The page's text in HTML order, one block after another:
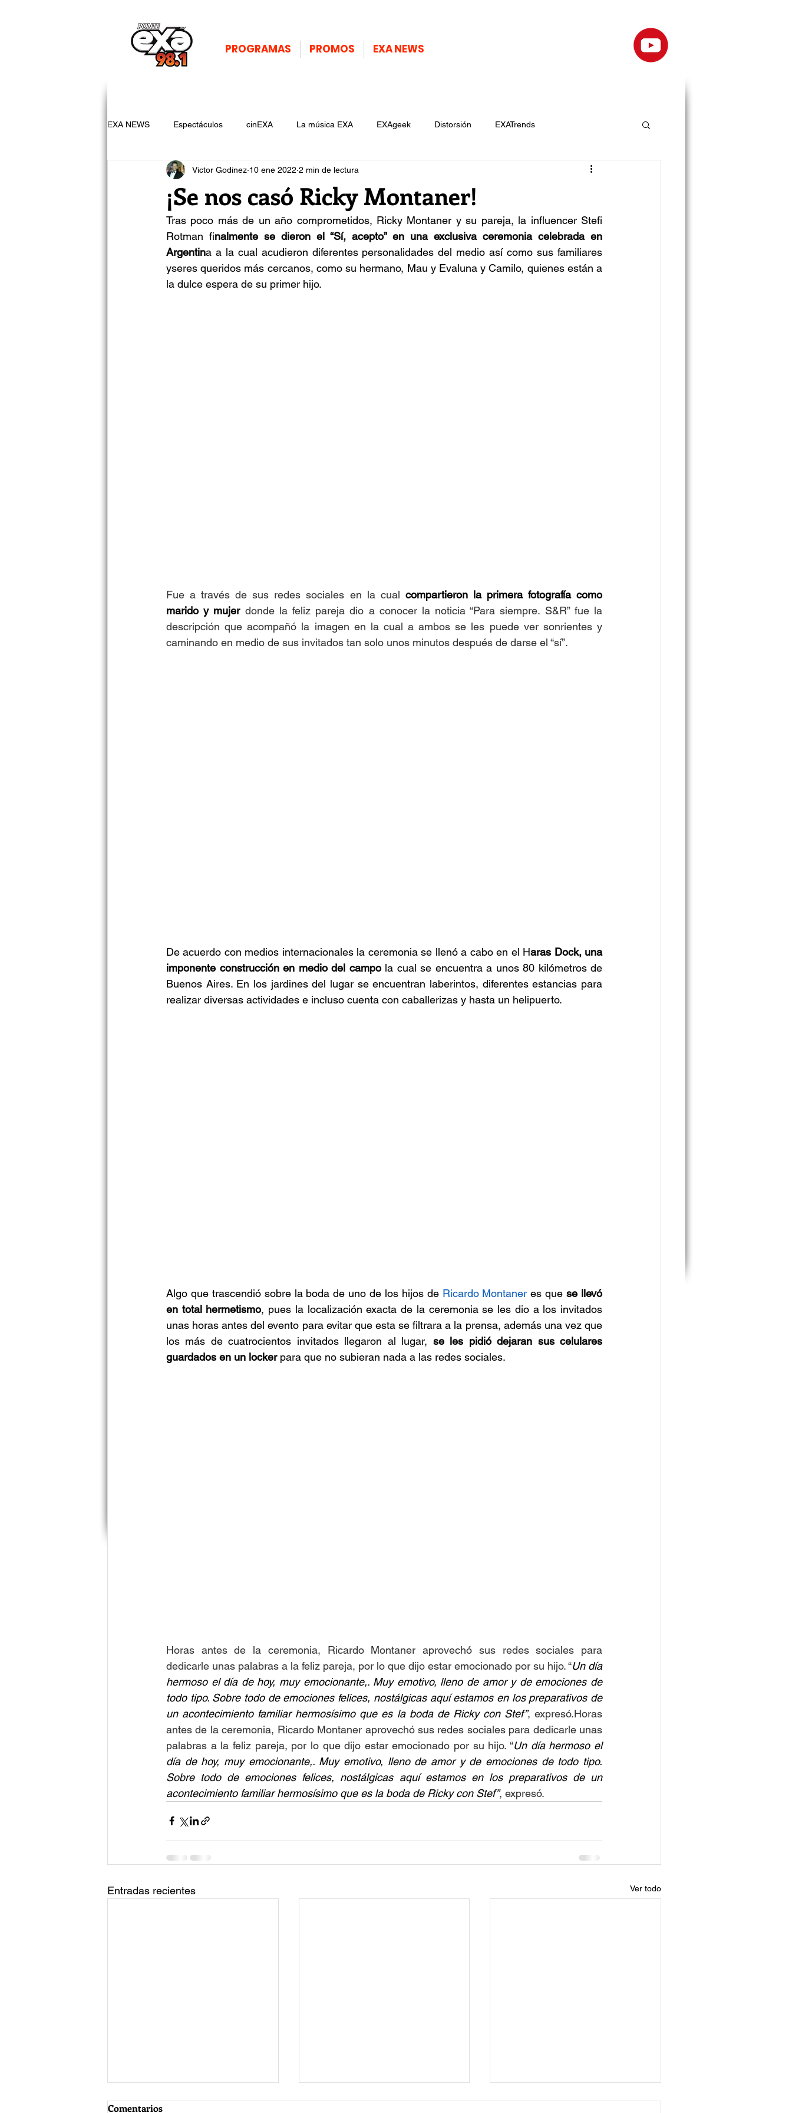
PROGRAMAS PROMOS EXA NEWS
EXA NEWS Espectáculos cinEXA La música EXA EXAgeek Distorsión EXATrends
¡Se nos casó Ricky Montaner!
Victor Godinez 10 ene 2022 2 min de lectura
Tras poco más de un año comprometidos, Ricky Montaner y su pareja, la influencer Stefi
Rotman finalmente se dieron el “Sí, acepto” en una exclusiva ceremonia celebrada en
Argentina a la cual acudieron diferentes personalidades del medio así como sus familiares
yseres queridos más cercanos, como su hermano, Mau y Evaluna y Camilo, quienes están a
la dulce espera de su primer hijo.
Fue a través de sus redes sociales en la cual compartieron la primera fotografía como
marido y mujer donde la feliz pareja dio a conocer la noticia “Para siempre. S&R” fue la
descripción que acompañó la imagen en la cual a ambos se les puede ver sonrientes y
caminando en medio de sus invitados tan solo unos minutos después de darse el “sí”.
De acuerdo con medios internacionales la ceremonia se llenó a cabo en el Haras Dock, una
imponente construcción en medio del campo la cual se encuentra a unos 80 kilómetros de
Buenos Aires. En los jardines del lugar se encuentran laberintos, diferentes estancias para
realizar diversas actividades e incluso cuenta con caballerizas y hasta un helipuerto.
Algo que trascendió sobre la boda de uno de los hijos de Ricardo Montaner es que se llevó
en total hermetismo, pues la localización exacta de la ceremonia se les dio a los invitados
unas horas antes del evento para evitar que esta se filtrara a la prensa, además una vez que
los más de cuatrocientos invitados llegaron al lugar, se les pidió dejaran sus celulares
guardados en un locker para que no subieran nada a las redes sociales.
Horas antes de la ceremonia, Ricardo Montaner aprovechó sus redes sociales para
dedicarle unas palabras a la feliz pareja, por lo que dijo estar emocionado por su hijo. “Un día
hermoso el día de hoy, muy emocionante,. Muy emotivo, lleno de amor y de emociones de
todo tipo. Sobre todo de emociones felices, nostálgicas aquí estamos en los preparativos de
un acontecimiento familiar hermosísimo que es la boda de Ricky con Stef”, expresó.Horas
antes de la ceremonia, Ricardo Montaner aprovechó sus redes sociales para dedicarle unas
palabras a la feliz pareja, por lo que dijo estar emocionado por su hijo. “Un día hermoso el
día de hoy, muy emocionante,. Muy emotivo, lleno de amor y de emociones de todo tipo.
Sobre todo de emociones felices, nostálgicas aquí estamos en los preparativos de un
acontecimiento familiar hermosísimo que es la boda de Ricky con Stef”, expresó.
Entradas recientes Ver todo
Comentarios